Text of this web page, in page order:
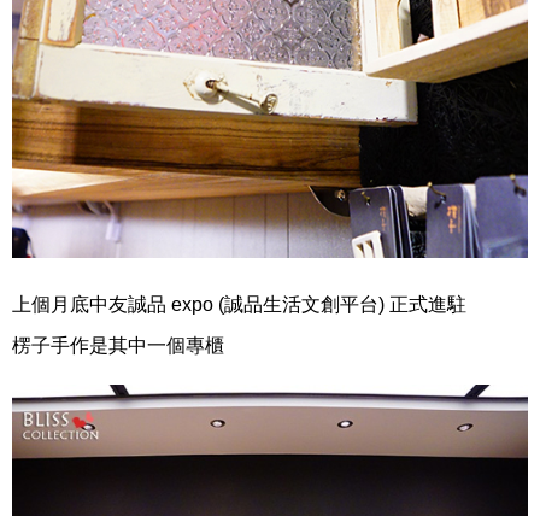
上個月底中友誠品 expo (誠品生活文創平台) 正式進駐
楞子手作是其中一個專櫃